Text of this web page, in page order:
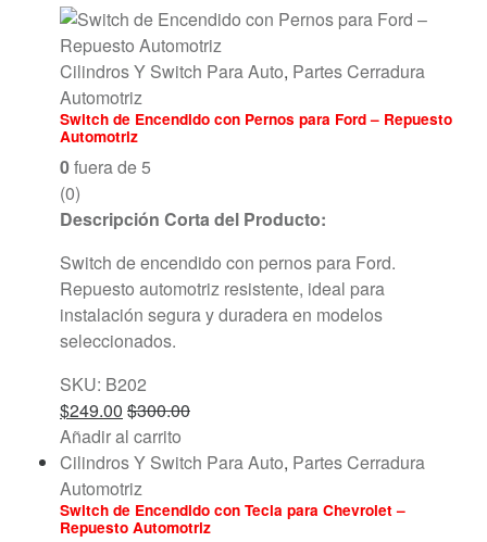
Cilindros Y Switch Para Auto, Partes Cerradura
Automotriz
Switch de Encendido con Pernos para Ford – Repuesto
Automotriz
0fuera de 5
(0)
Descripción Corta del Producto:
Switch de encendido con pernos para Ford.
Repuesto automotriz resistente, ideal para
instalación segura y duradera en modelos
seleccionados.
SKU: B202
$249.00 $300.00
Añadir al carrito
Cilindros Y Switch Para Auto, Partes Cerradura
Automotriz
Switch de Encendido con Tecla para Chevrolet –
Repuesto Automotriz